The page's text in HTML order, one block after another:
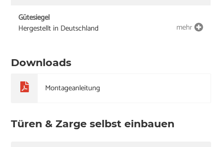
Gütesiegel
Hergestellt in Deutschland
mehr
Downloads
Montageanleitung
Türen & Zarge selbst einbauen